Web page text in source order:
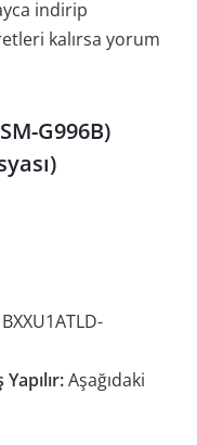
indirip
kalırsa yorum
G996B)
Yapılır:Aşağıdaki